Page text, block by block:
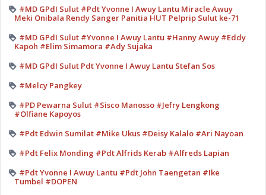
#MD GPdI Sulut #Pdt Yvonne I Awuy Lantu Miracle Awuy
Meki Onibala Rendy Sanger Panitia HUT Pelprip Sulut ke-71
#MD GPdI Sulut #Yvonne I Awuy Lantu #Hanny Awuy #Eddy
Kapoh #Elim Simamora #Ady Sujaka
#MD GPdI Sulut Pdt Yvonne I Awuy Lantu Stefan Sos
#Melcy Pangkey
#PD Pewarna Sulut #Sisco Manosso #Jefry Lengkong
#Olfiane Kapoyos
#Pdt Edwin Sumilat #Mike Ukus #Deisy Kalalo #Ari Nayoan
#Pdt Felix Monding #Pdt Alfrids Kerab #Alfreds Lapian
#Pdt Yvonne I Awuy Lantu #Pdt John Taengetan #Ike
Tumbel #DOPEN